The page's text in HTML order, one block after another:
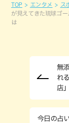
TOP エンタメ ス
が見えてきた琉球ゴ
は
無
れ
店
今日の占